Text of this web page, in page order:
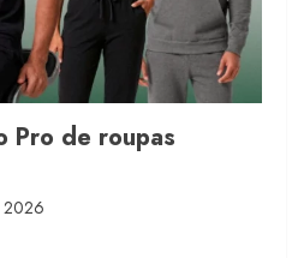
Pro de roupas
2026
R$345 milhões de
2026
de 2026